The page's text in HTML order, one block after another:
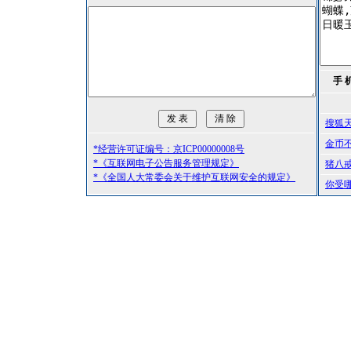
*经营许可证编号：京ICP00000008号
*《互联网电子公告服务管理规定》
*《全国人大常委会关于维护互联网安全的规定》
手
搜狐
金币
猪八
你受